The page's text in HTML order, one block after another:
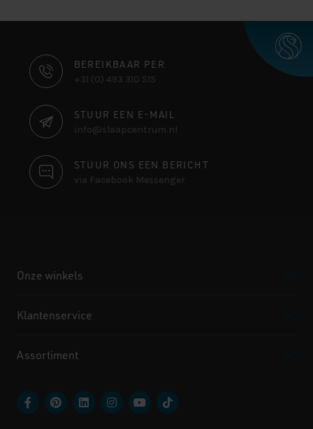
CONTACT
INFORMATIE
BEREIKBAAR PER
+31 (0) 493 310 515
STUUR EEN E-MAIL
info@slaapcentrum.nl
STUUR ONS EEN BERICHT
via Facebook Messenger
Onze winkels
Klantenservice
Assortiment